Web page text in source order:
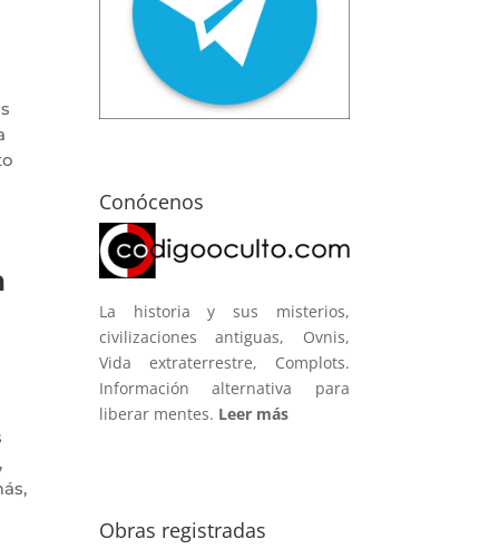
Conócenos
La historia y sus misterios,
civilizaciones antiguas, Ovnis,
Vida extraterrestre, Complots.
Información alternativa para
liberar mentes. Leer más
Obras registradas